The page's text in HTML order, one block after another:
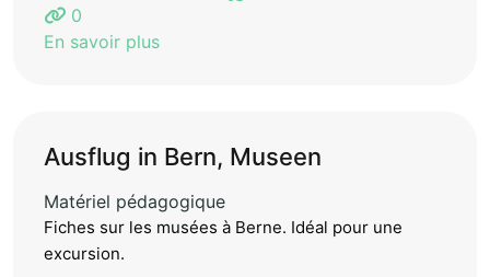
0
En savoir plus
Ausflug in Bern, Museen
Matériel pédagogique
Fiches sur les musées à Berne. Idéal pour une
excursion.